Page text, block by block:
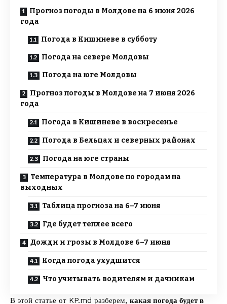
Прогноз погоды в Молдове на 6 июня 2026
года
Погода в Кишиневе в субботу
Погода на севере Молдовы
Погода на юге Молдовы
Прогноз погоды в Молдове на 7 июня 2026
года
Погода в Кишиневе в воскресенье
Погода в Бельцах и северных районах
Погода на юге страны
Температура в Молдове по городам на
выходных
Таблица прогноза на 6–7 июня
Где будет теплее всего
Дожди и грозы в Молдове 6–7 июня
Когда погода ухудшится
Что учитывать водителям и дачникам
В этой статье от KP.md разберем, какая погода будет в